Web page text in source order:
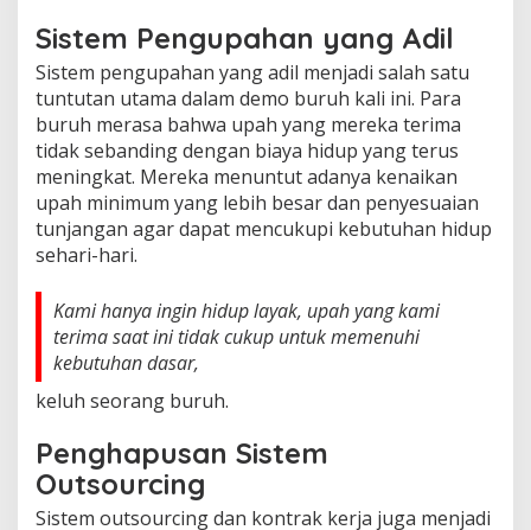
Sistem Pengupahan yang Adil
Sistem pengupahan yang adil menjadi salah satu
tuntutan utama dalam demo buruh kali ini. Para
buruh merasa bahwa upah yang mereka terima
tidak sebanding dengan biaya hidup yang terus
meningkat. Mereka menuntut adanya kenaikan
upah minimum yang lebih besar dan penyesuaian
tunjangan agar dapat mencukupi kebutuhan hidup
sehari-hari.
Kami hanya ingin hidup layak, upah yang kami
terima saat ini tidak cukup untuk memenuhi
kebutuhan dasar,
keluh seorang buruh.
Penghapusan Sistem
Outsourcing
Sistem outsourcing dan kontrak kerja juga menjadi